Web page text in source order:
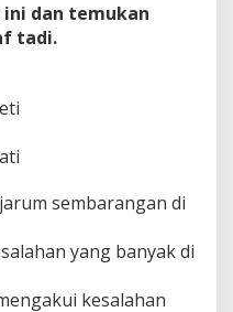
ini dan temukan
tadi.
sembarangan di
yang banyak di
kesalahan